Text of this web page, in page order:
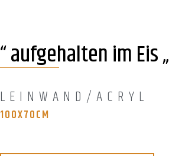
“ aufgehalten im Eis „
LEINWAND/ACRYL
100X70CM